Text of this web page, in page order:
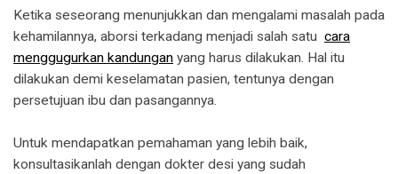
Ketika seseorang menunjukkan dan mengalami masalah pada
kehamilannya, aborsi terkadang menjadi salah satu cara
menggugurkan kandungan yang harus dilakukan. Hal itu
dilakukan demi keselamatan pasien, tentunya dengan
persetujuan ibu dan pasangannya.
Untuk mendapatkan pemahaman yang lebih baik,
konsultasikanlah dengan dokter desi yang sudah